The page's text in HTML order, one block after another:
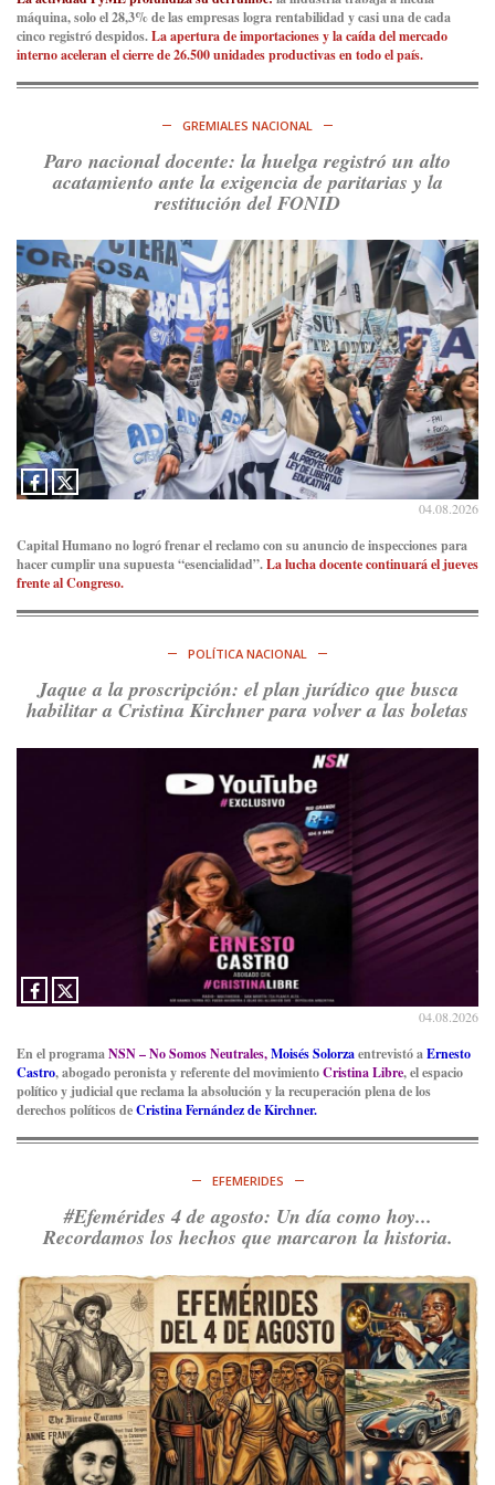
Consenso Patagónico
Consenso Patagónico
RT@PJCampana2022 : Asumimos una nueva etapa en el
Partido Justicialista de Campana, con el orgullo de que el
compañero@caortega64vuelva a…
Ver en X
máquina, solo el 28,3% de las empresas logra rentabilidad y casi una de cada
cinco registró despidos.La apertura de importaciones y la caída del mercado
interno aceleran el cierre de 26.500 unidades productivas en todo el país.
GREMIALES NACIONAL
Paro nacional docente: la huelga registró un alto
acatamiento ante la exigencia de paritarias y la
restitución del FONID
04.08.2026
Capital Humano no logró frenar el reclamo con su anuncio de inspecciones para
hacer cumplir una supuesta “esencialidad”.La lucha docente continuará el jueves
frente al Congreso.
POLÍTICA NACIONAL
Jaque a la proscripción: el plan jurídico que busca
habilitar a Cristina Kirchner para volver a las boletas
04.08.2026
En el programaNSN – No Somos Neutrales,Moisés Solorzaentrevistó aErnesto
Castro, abogado peronista y referente del movimientoCristina Libre, el espacio
político y judicial que reclama la absolución y la recuperación plena de los
derechos políticos deCristina Fernández de Kirchner.
EFEMERIDES
#Efemérides 4 de agosto: Un día como hoy...
Recordamos los hechos que marcaron la historia.